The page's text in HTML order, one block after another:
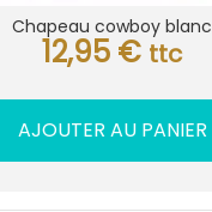
Chapeau cowboy blanc
12,95 € ttc
AJOUTER AU PANIER